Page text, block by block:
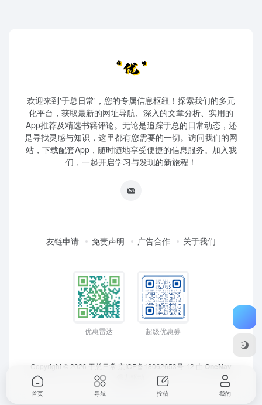
欢迎来到'于总日常'，您的专属信息枢纽！探索我们的多元
化平台，获取最新的网址导航、深入的文章分析、实用的
App推荐及精选书籍评论。无论是追踪于总的日常动态，还
是寻找灵感与知识，这里都有您需要的一切。访问我们的网
站，下载配套App，随时随地享受便捷的信息服务。加入我
们，一起开启学习与发现的新旅程！
友链申请 免责声明 广告合作 关于我们
优惠雷达 超级优惠券
Copyright © 2026 于总日常 京ICP备18062653号-12 由 OneNav
首页 导航 投稿 我的